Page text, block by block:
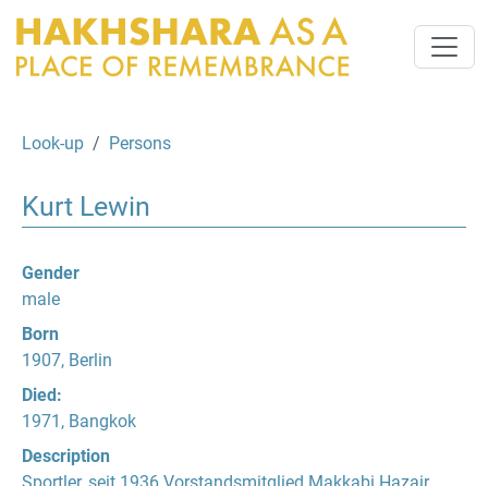
Look-up Persons
Kurt Lewin
Gender
male
Born
1907, Berlin
Died:
1971, Bangkok
Description